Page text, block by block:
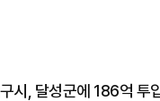
시, 달성군에 186억 투